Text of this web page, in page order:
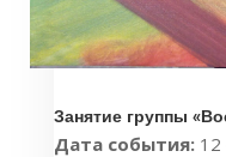
Занятие группы
Дата события: 12